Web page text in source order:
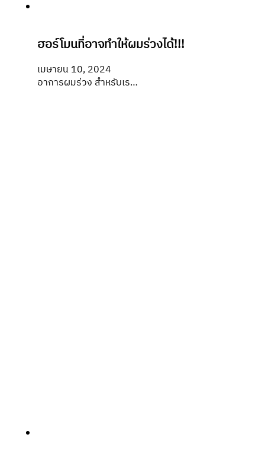
ฮอร์โมนที่อาจทำให้ผมร่วงได้!!!
เมษายน 10, 2024
อาการผมร่วง สำหรับเร…